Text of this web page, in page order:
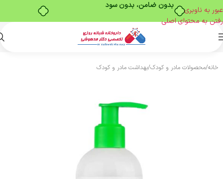
بدون ضامن، بدون سود
عبور به ناوبری
رفتن به محتوای اصلی
خانه/محصولات مادر و کودک/بهداشت مادر و کودک